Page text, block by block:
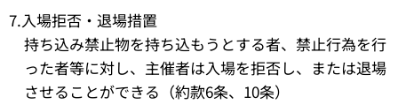
7.入場拒否・退場措置
持ち込み禁止物を持ち込もうとする者、禁止行為を行
った者等に対し、主催者は入場を拒否し、または退場
させることができる（約款6条、10条）